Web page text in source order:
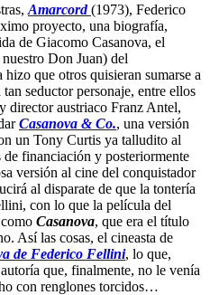
Amarcord (1973), Federico
proyecto, una biografía,
de Giacomo Casanova, el
Don Juan) del
que otros quisieran sumarse a
seductor personaje, entre ellos
director austriaco Franz Antel,
Casanova & Co., una versión
un Tony Curtis ya talludito al
financiación y posteriormente
versión al cine del conquistador
al disparate de que la tontería
con lo que la película del
Casanova, que era el título
Así las cosas, el cineasta de
de Federico Fellini, lo que,
que, finalmente, no le venía
con renglones torcidos…